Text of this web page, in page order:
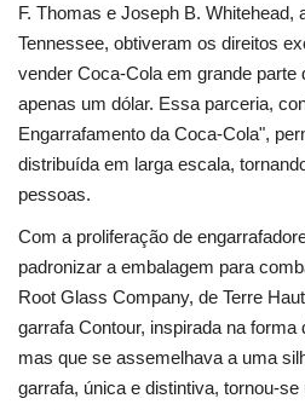
F. Thomas e Joseph B. Whitehead,
Tennessee, obtiveram os direitos
vender Coca-Cola em grande
apenas um dólar. Essa parceria,
Engarrafamento da Coca-Cola",
distribuída em larga escala,
pessoas.
Com a proliferação de
padronizar a embalagem para
Root Glass Company, de Terre
garrafa Contour, inspirada na
mas que se assemelhava a uma
garrafa, única e distintiva, tornou-